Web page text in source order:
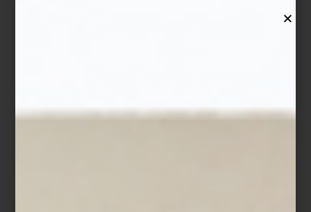
Una curaduría para descubrir nuevas maneras de